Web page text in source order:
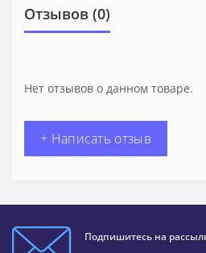
Отзывов (0)
Нет отзывов о данном товаре.
+ Написать отзыв
Подпишитесь на